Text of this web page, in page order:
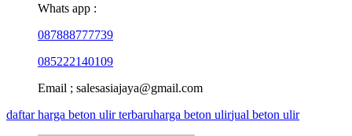
Whats app :
087888777739
085222140109
Email ; salesasiajaya@gmail.com
daftar harga beton ulir terbaruharga beton ulirjual beton ulir